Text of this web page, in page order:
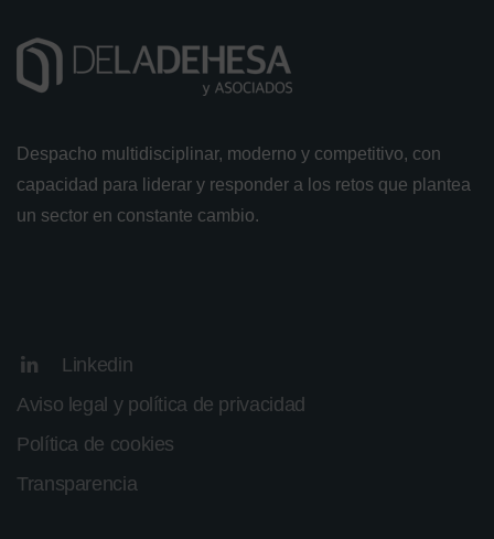
Despacho multidisciplinar, moderno y competitivo, con
capacidad para liderar y responder a los retos que plantea
un sector en constante cambio.
Linkedin
Aviso legal y política de privacidad
Política de cookies
Transparencia